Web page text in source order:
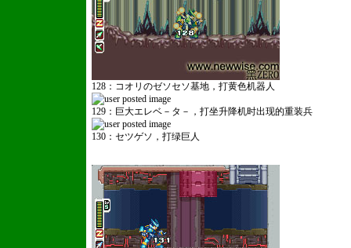
128：コオリのゼソセソ基地，打黄色机器人
129：巨大エレベ－タ－，打坐升降机时出现的重装兵
130：セツゲソ，打绿巨人